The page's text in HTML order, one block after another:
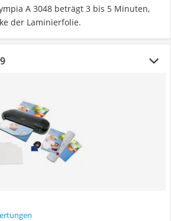
A 3048 beträgt 3 bis 5 Minuten,
der Laminierfolie.